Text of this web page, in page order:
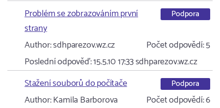
Problém se zobrazováním první
strany
Podpora
Author:sdhparezov.wz.cz Počet odpovědí:5
Poslední odpověď:15.5.10 17:33sdhparezov.wz.cz
Stažení souborů do počítače
Podpora
Author:Kamila Barborova Počet odpovědí:6